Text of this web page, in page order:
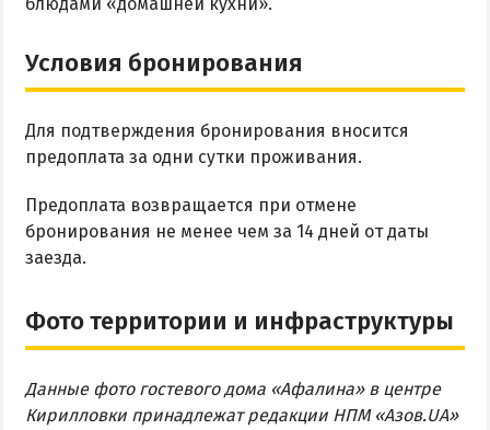
Условия бронирования
Для подтверждения бронирования вносится
предоплата за одни сутки проживания.
Предоплата возвращается при отмене
бронирования не менее чем за 14 дней от даты
заезда.
Фото территории и инфраструктуры
Данные фото гостевого дома «Афалина» в центре
Кирилловки принадлежат редакции НПМ «Азов.UA»